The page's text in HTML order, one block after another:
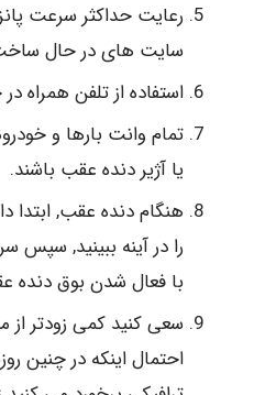
رعایت حداکثر سرعت
سایت های در حال
استفاده از تلفن همراه
تمام وانت بارها و
یا آژیر دنده عقب باشند.
هنگام دنده عقب,
را در آینه ببینید, سپس
با فعال شدن بوق دنده
سعی کنید کمی زودتر از
احتمال اینکه در چنین